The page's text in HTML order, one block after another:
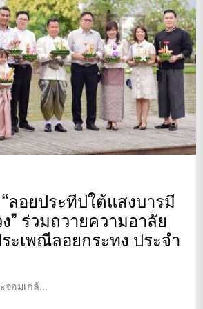
ลอยประทีปใต้แสงบารมี
” ร่วมถวายความอาลัย
ะเพณีลอยกระทง ประจำ
จอมเกล้...